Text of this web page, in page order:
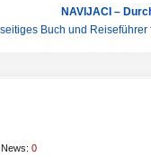
NAVIJACI –
Buch und
News: 0